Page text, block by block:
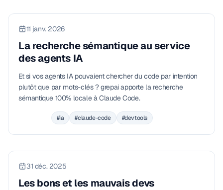
11 janv. 2026
La recherche sémantique au service
des agents IA
Et si vos agents IA pouvaient chercher du code par intention
plutôt que par mots-clés ? grepai apporte la recherche
sémantique 100% locale à Claude Code.
#ia #claude-code #devtools
31 déc. 2025
Les bons et les mauvais devs